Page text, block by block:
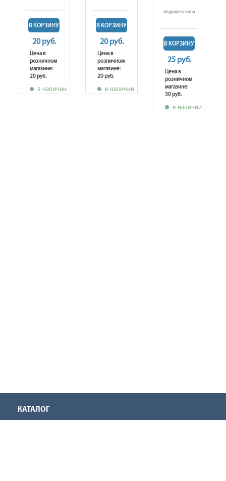
В КОРЗИНУ
20 руб.
Цена в
розничном
магазине:
20 руб.
в наличии
В КОРЗИНУ
20 руб.
Цена в
розничном
магазине:
20 руб.
в наличии
ведущего вала
В КОРЗИНУ
25 руб.
Цена в
розничном
магазине:
30 руб.
в наличии
КАТАЛОГ